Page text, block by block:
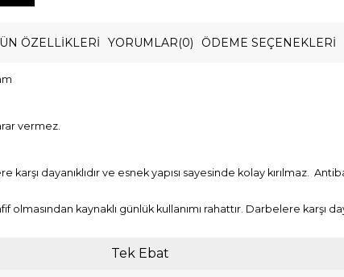
ÖZELLIKLERI YORUMLAR(0) ÖDEME SEÇENEKLERI
vermez.
dayanıklıdır ve esnek yapısı sayesinde kolay kırılmaz.
olmasından kaynaklı günlük kullanımı rahattır. Darbelere karşı
Tek Ebat